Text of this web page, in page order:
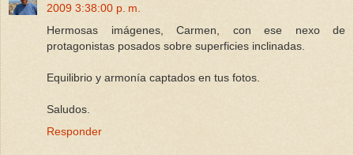
2009 3:38:00 p. m.
Hermosas imágenes, Carmen, con ese nexo de
protagonistas posados sobre superficies inclinadas.
Equilibrio y armonía captados en tus fotos.
Saludos.
Responder